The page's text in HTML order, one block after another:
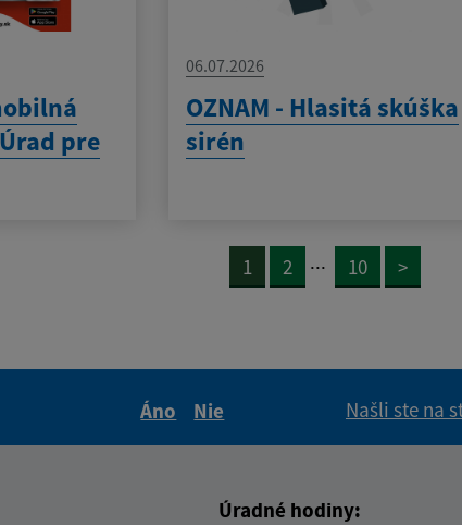
pre
06.07.2026
OZNAM - Hlasitá skúška
sirén
1 2 ... 10 >
Áno
Nie
Našli ste na
Úradné hodiny: